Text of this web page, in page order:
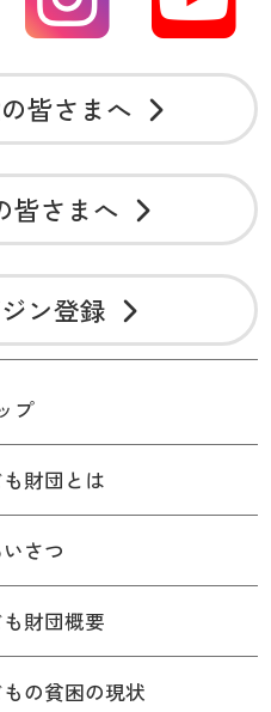
皆さまへ
皆さまへ
ン登録
プ
財団とは
さつ
財団概要
の貧困の現状